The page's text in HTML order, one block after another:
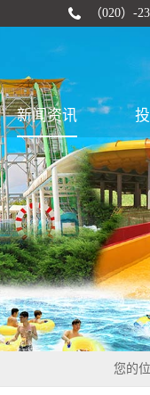
（020）-
新闻资讯
您的